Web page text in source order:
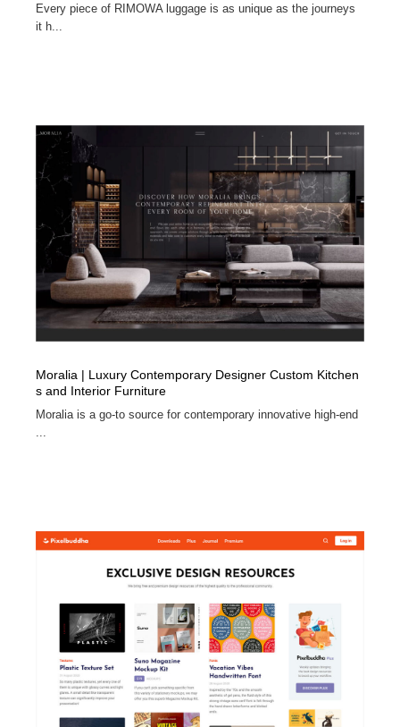
Every piece of RIMOWA luggage is as unique as the journeys
it h...
Moralia | Luxury Contemporary Designer Custom Kitchen
s and Interior Furniture
Moralia is a go-to source for contemporary innovative high-end